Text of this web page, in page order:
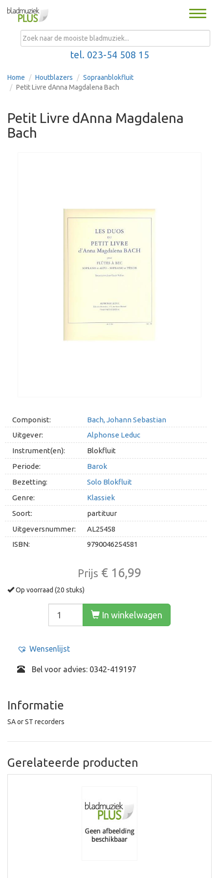
Toggle
tel. 023-54 508 15
MENU
Home Houtblazers
Sopraanblokfluit
Petit Livre dAnna Magdalena Bach
Petit Livre dAnna Magdalena
Bach
Componist:
Bach, Johann Sebastian
Uitgever:
Alphonse Leduc
Instrument(en):
Blokfluit
Periode:
Barok
Bezetting:
Solo Blokfluit
Genre:
Klassiek
Soort:
partituur
Uitgeversnummer:
AL25458
ISBN:
9790046254581
Prijs € 16,99
Op voorraad (20 stuks)
In winkelwagen
Wensenlijst
Bel voor advies: 0342-419197
Informatie
SA or ST recorders
Gerelateerde producten